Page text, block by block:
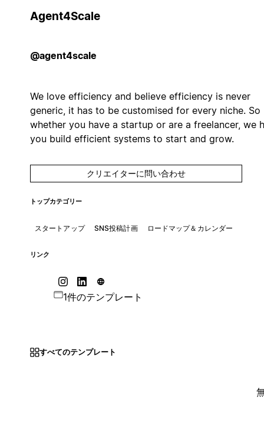
Agent4Scale
@agent4scale
We love efficiency and believe efficiency is never
generic, it has to be customised for every niche. So
whether you have a startup or are a freelancer, we
you build efficient systems to start and grow.
クリエイターに問い合わせ
トップカテゴリー
スタートアップ SNS投稿計画 ロードマップ＆カレンダー
リンク
1件のテンプレート
すべてのテンプレート